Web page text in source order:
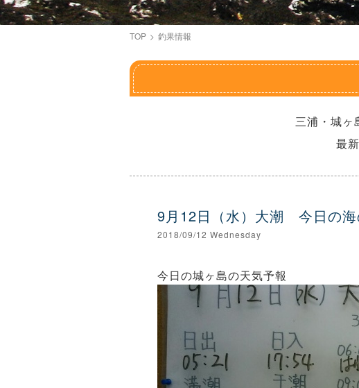
TOP > 釣果情報
三浦・城ヶ
最
9月12日（水）大潮 今日の海
2018/09/12 Wednesday
今日の城ヶ島の天気予報